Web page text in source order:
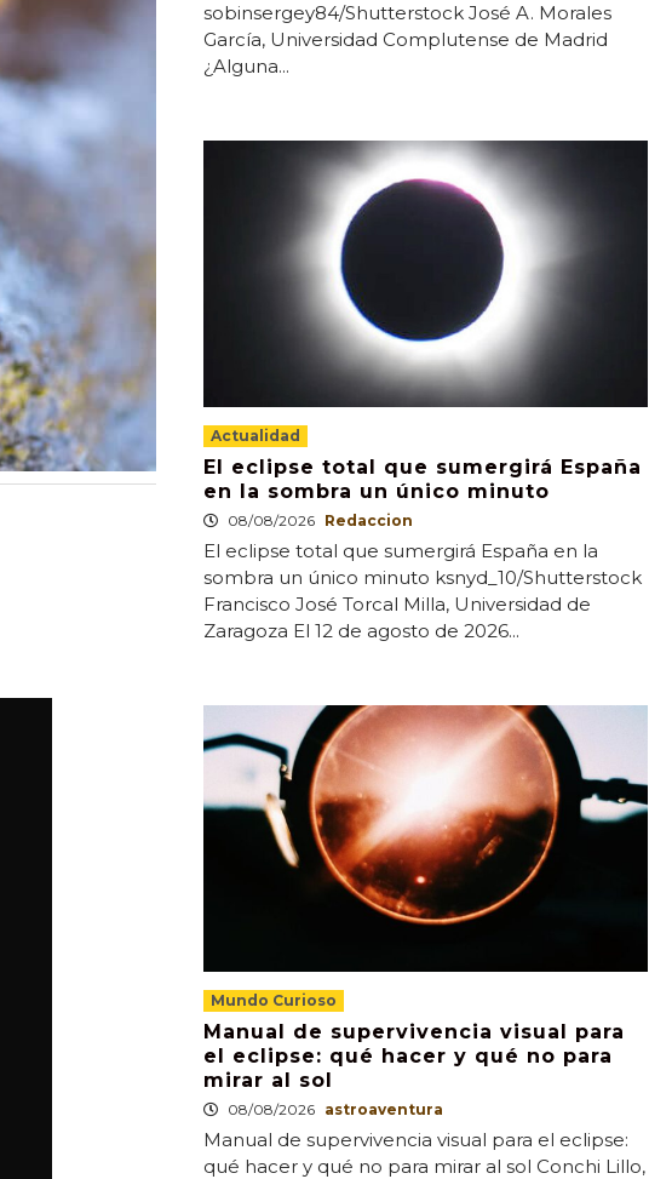
sobinsergey84/Shutterstock José A. Morales
García, Universidad Complutense de Madrid
¿Alguna...
Actualidad
El eclipse total que sumergirá España
en la sombra un único minuto
08/08/2026 Redaccion
El eclipse total que sumergirá España en la
sombra un único minuto ksnyd_10/Shutterstock
Francisco José Torcal Milla, Universidad de
Zaragoza El 12 de agosto de 2026...
Mundo Curioso
Manual de supervivencia visual para
el eclipse: qué hacer y qué no para
mirar al sol
08/08/2026 astroaventura
Manual de supervivencia visual para el eclipse:
qué hacer y qué no para mirar al sol Conchi Lillo,